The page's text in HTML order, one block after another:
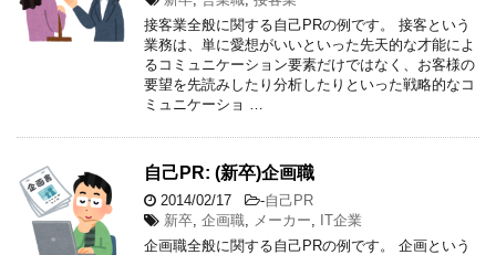
接客業全般に関する自己PRの例です。 接客という
業務は、単に愛想がいいといった先天的な才能によ
るコミュニケーション要素だけではなく、お客様の
要望を先読みしたり分析したりといった戦略的なコ
ミュニケーショ …
自己PR: (新卒)企画職
2014/02/17 -自己PR
新卒 企画職 メーカー
IT企業
企画職全般に関する自己PRの例です。 企画という